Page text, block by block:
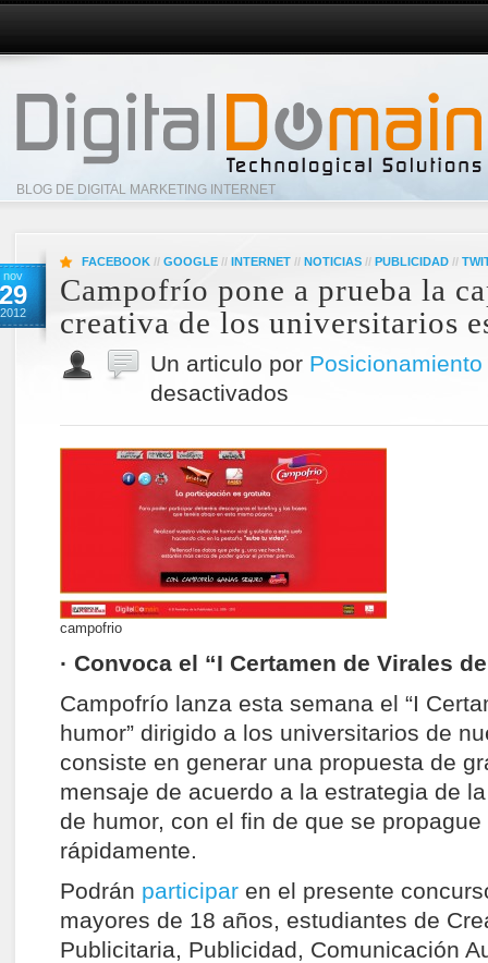
BLOG DE DIGITAL MARKETING INTERNET
nov
29
2012
FACEBOOK // GOOGLE // INTERNET // NOTICIAS // PUBLICIDAD //
Campofrío pone a prueba la
creativa de los universitarios
Un articulo por Posicionamiento
desactivados
campofrio
· Convoca el “I Certamen de Virales
Campofrío lanza esta semana el “I
humor” dirigido a los universitarios de
consiste en generar una propuesta de
mensaje de acuerdo a la estrategia de
de humor, con el fin de que se
rápidamente.
Podrán participar en el presente
mayores de 18 años, estudiantes de
Publicitaria, Publicidad, Comunicación